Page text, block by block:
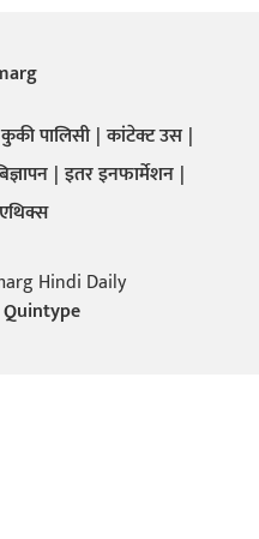
कुकी पालिसी कांटेक्ट उस
इतर इनफार्मेशन
Hindi Daily
Quintype